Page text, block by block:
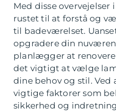
Med disse
rustet til at forstå og
til badeværelset.
opgradere din
planlægger at
det vigtigt at vælge
dine behov og stil. Ved
vigtige faktorer som
sikkerhed og